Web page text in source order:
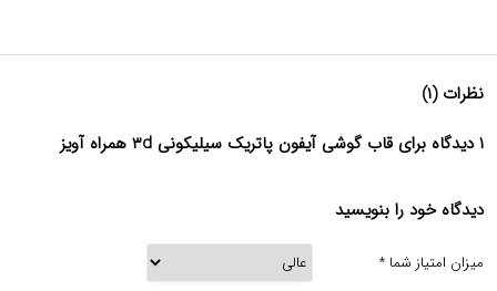
نظرات (۱)
۱ دیدگاه برای قاب گوشی آیفون پاتریک سیلیکونی ۳d همراه آویز
دیدگاه خود را بنویسید
میزان امتیاز شما *